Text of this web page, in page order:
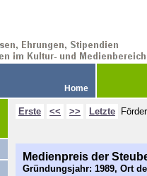
Home
Erste << >> Letzte
Medienpreis der
Gründungsjahr: 1989, Ort